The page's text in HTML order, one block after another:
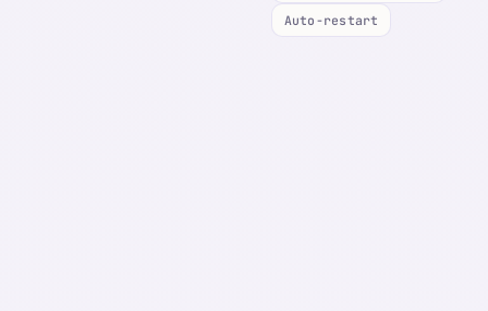
Auto-restart